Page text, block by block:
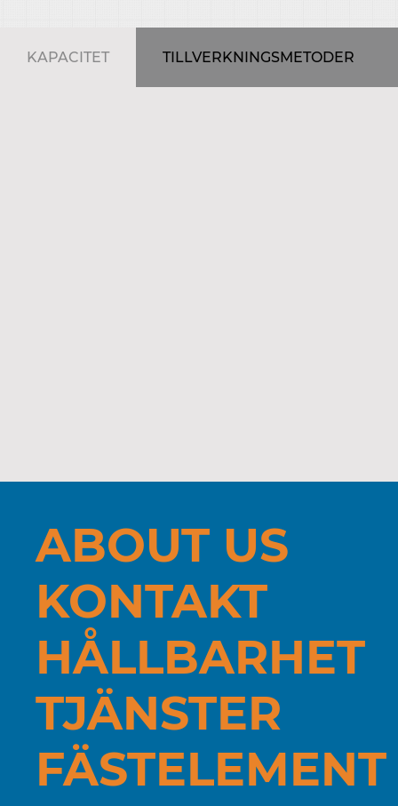
KAPACITET TILLVERKNINGSMETODER
ABOUT US
KONTAKT
HÅLLBARHET
TJÄNSTER
FÄSTELEMENT